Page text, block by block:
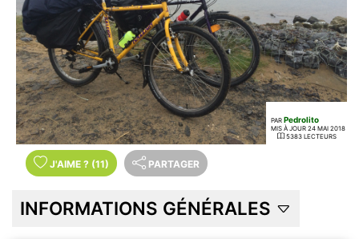
PAR Pedrolito
MIS À JOUR 24 MAI 2018
5383 LECTEURS
J'AIME ? (11) PARTAGER
INFORMATIONS GÉNÉRALES